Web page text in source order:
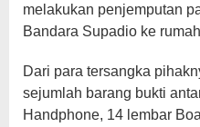
melakukan penjemputan
Bandara Supadio ke
Dari para tersangka
sejumlah barang bukti
Handphone, 14 lembar